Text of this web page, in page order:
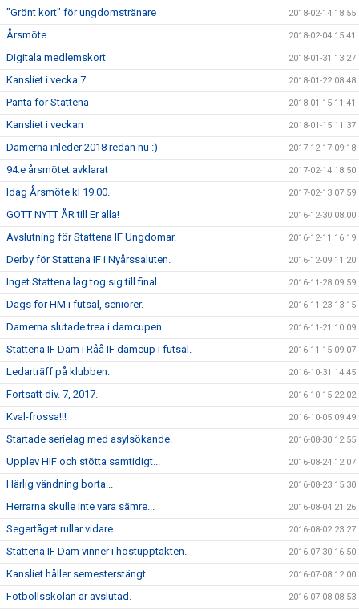
"Grönt kort" för ungdomstränare 2018-02-14 18:55
Årsmöte 2018-02-04 15:41
Digitala medlemskort 2018-01-31 13:27
Kansliet i vecka 7 2018-01-22 08:48
Panta för Stattena 2018-01-15 11:41
Kansliet i veckan 2018-01-15 11:37
Damerna inleder 2018 redan nu :) 2017-12-17 09:18
94:e årsmötet avklarat 2017-02-14 18:50
Idag Årsmöte kl 19.00. 2017-02-13 07:59
GOTT NYTT ÅR till Er alla! 2016-12-30 08:00
Avslutning för Stattena IF Ungdomar. 2016-12-11 16:19
Derby för Stattena IF i Nyårssaluten. 2016-12-09 11:20
Inget Stattena lag tog sig till final. 2016-11-28 09:59
Dags för HM i futsal, seniorer. 2016-11-23 13:15
Damerna slutade trea i damcupen. 2016-11-21 10:09
Stattena IF Dam i Råå IF damcup i futsal. 2016-11-15 09:07
Ledarträff på klubben. 2016-10-31 14:45
Fortsatt div. 7, 2017. 2016-10-15 22:02
Kval-frossa!!! 2016-10-05 09:49
Startade serielag med asylsökande. 2016-08-30 12:55
Upplev HIF och stötta samtidigt... 2016-08-24 12:07
Härlig vändning borta... 2016-08-23 15:30
Herrarna skulle inte vara sämre... 2016-08-04 21:26
Segertåget rullar vidare. 2016-08-02 23:27
Stattena IF Dam vinner i höstupptakten. 2016-07-30 16:50
Kansliet håller semesterstängt. 2016-07-08 12:00
Fotbollsskolan är avslutad. 2016-07-08 08:53